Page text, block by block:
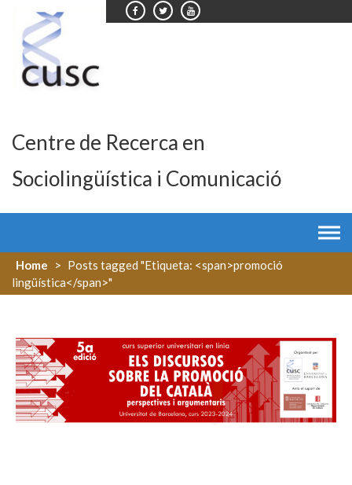
content
Centre de Recerca en
Sociolingüística i Comunicació
Home > Posts tagged "Etiqueta: <span>promoció
lingüística</span>"